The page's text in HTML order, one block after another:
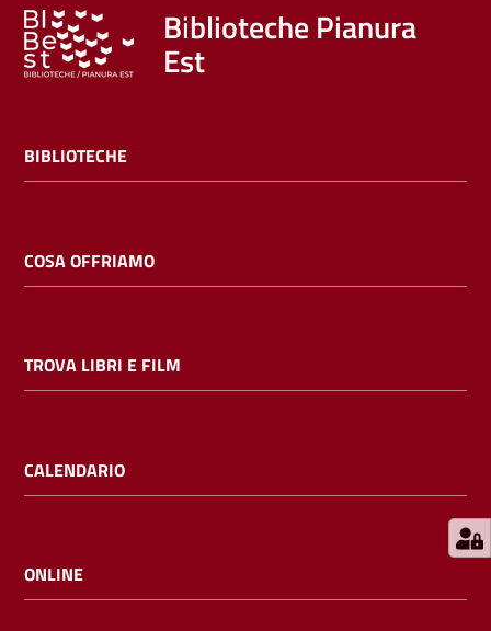
Calendario
Bambini
E
l
i
Biblioteche Pianura
Est
BIBLIOTECHE
COSA OFFRIAMO
TROVA LIBRI E FILM
CALENDARIO
ONLINE